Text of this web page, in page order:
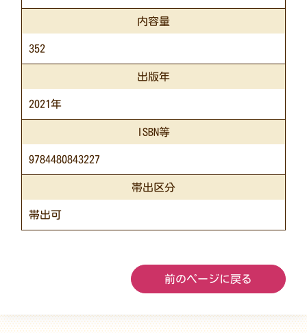
内容量
352
出版年
2021年
ISBN等
9784480843227
帯出区分
帯出可
前のページに戻る